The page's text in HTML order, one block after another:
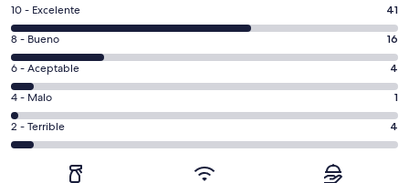
Puntuación
de
10,
es
decir,
Excelente.
Basada
en
10 - Excelente 41
Puntuación
de
8,
es
decir,
Bueno.
8 - Bueno 16
Puntuación
de
6,
es
decir,
Aceptable.
6 - Aceptable 4
Puntuación
de
4,
4 - Malo 1
Puntuación
de
2 - Terrible 4